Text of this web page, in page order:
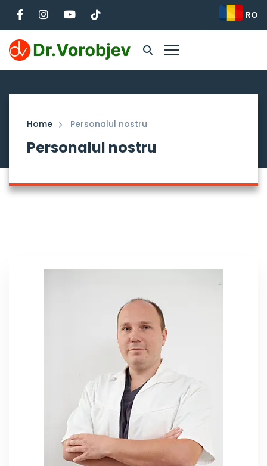
RO
Home Personalul nostru
Personalul nostru